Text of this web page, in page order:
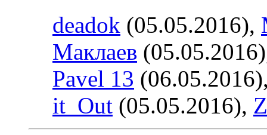
deadok (05.05.2016),
Маклаев
Pavel 13
it_Out (05.05.2016),